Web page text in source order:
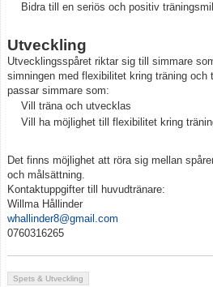
Bidra till en seriös och positiv
Utveckling
Utvecklingsspåret riktar sig till simmare
simningen med flexibilitet kring träning och
passar simmare som:
Vill träna och utvecklas
Vill ha möjlighet till flexibilitet kring
Det finns möjlighet att röra sig mellan
och målsättning.
Kontaktuppgifter till huvudtränare:
Willma Hållinder
whallinder8@gmail.com
0760316265
Spets & Utveckling